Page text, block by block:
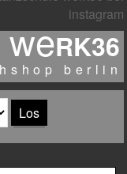
weRK36
berlin